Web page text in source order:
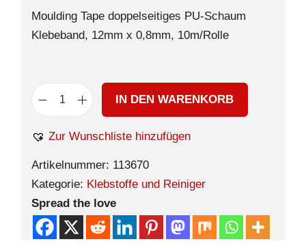
Moulding Tape doppelseitiges PU-Schaum
Klebeband, 12mm x 0,8mm, 10m/Rolle
IN DEN WARENKORB
Zur Wunschliste hinzufügen
Artikelnummer: 113670
Kategorie: Klebstoffe und Reiniger
Spread the love